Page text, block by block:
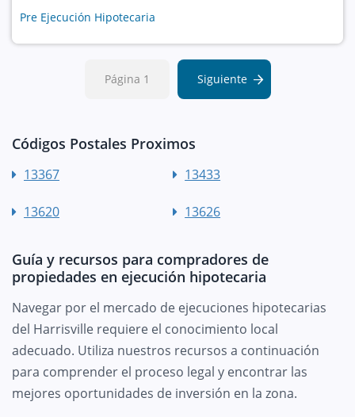
Pre Ejecución Hipotecaria
Página 1 Siguiente
Códigos Postales Proximos
13367 13433
13620 13626
Guía y recursos para compradores de
propiedades en ejecución hipotecaria
Navegar por el mercado de ejecuciones hipotecarias
del Harrisville requiere el conocimiento local
adecuado. Utiliza nuestros recursos a continuación
para comprender el proceso legal y encontrar las
mejores oportunidades de inversión en la zona.